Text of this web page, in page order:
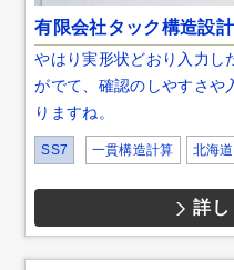
有限会社タック構造設計
やはり実形状どおり入力し
がでて、確認のしやすさや
りますね。
SS7 一貫構造計算 北海
詳し